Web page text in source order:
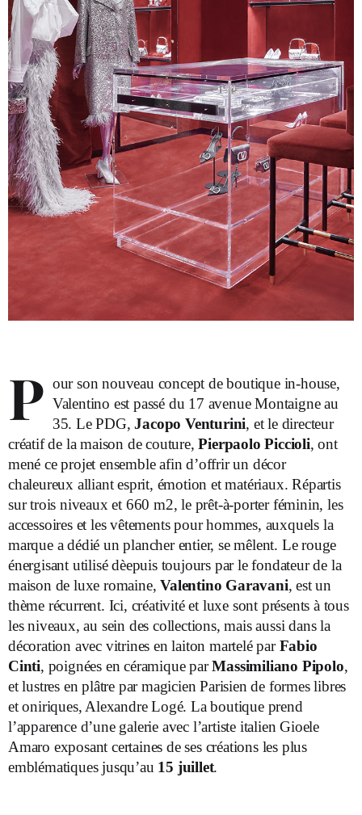
P our son nouveau concept de boutique in-house,
Valentino est passé du 17 avenue Montaigne au
35. Le PDG,Jacopo Venturini, et le directeur
créatif de la maison de couture,Pierpaolo Piccioli, ont
mené ce projet ensemble afin d’offrir un décor
chaleureux alliant esprit, émotion et matériaux. Répartis
sur trois niveaux et 660 m2, le prêt-à-porter féminin, les
accessoires et les vêtements pour hommes, auxquels la
marque a dédié un plancher entier, se mêlent. Le rouge
énergisant utilisé dèepuis toujours par le fondateur de la
maison de luxe romaine,Valentino Garavani, est un
thème récurrent. Ici, créativité et luxe sont présents à tous
les niveaux, au sein des collections, mais aussi dans la
décoration avec vitrines en laiton martelé parFabio
Cinti, poignées en céramique parMassimiliano Pipolo,
et lustres en plâtre par magicien Parisien de formes libres
et oniriques, Alexandre Logé. La boutique prend
l’apparence d’une galerie avec l’artiste italien Gioele
Amaro exposant certaines de ses créations les plus
emblématiques jusqu’au 15 juillet.